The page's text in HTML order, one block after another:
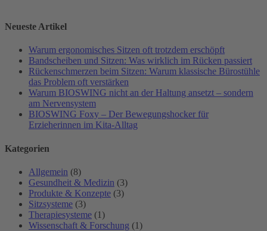
Neueste Artikel
Warum ergonomisches Sitzen oft trotzdem erschöpft
Bandscheiben und Sitzen: Was wirklich im Rücken passiert
Rückenschmerzen beim Sitzen: Warum klassische Bürostühle
das Problem oft verstärken
Warum BIOSWING nicht an der Haltung ansetzt – sondern
am Nervensystem
BIOSWING Foxy – Der Bewegungshocker für
Erzieherinnen im Kita-Alltag
Kategorien
Allgemein (8)
Gesundheit & Medizin (3)
Produkte & Konzepte (3)
Sitzsysteme (3)
Therapiesysteme (1)
Wissenschaft & Forschung (1)